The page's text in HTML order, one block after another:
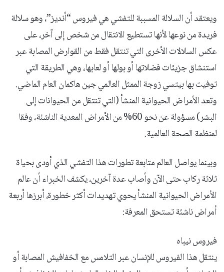
ويعتقد أن السلالة المسببة للتفشي هي فيروس “أنديز”، وهو سلالة
فريدة من نوعها لأنها تستطيع الانتقال من شخص إلى آخر، على
عكس السلالات الأخرى التي تنتقل فقط من القوارض المصابة عبر
استنشاق جزيئات فضلاتها أو بولها أو لعابها، وهي الطريقة التي
توفيت بها بيتسي زوجة الممثل العالمي جين هاكمان العام الماضي.
وتعد الأمراض الحيوانية المنشأ (التي تنتقل من الحيوانات إلى
البشر) مسؤولة عن نحو 60% من الأمراض المعدية الناشئة، وفقا
لمنظمة الصحة العالمية.
وبينما يواصل العالم متابعة تطورات هذا التفشي الذي أودى بحياة
ثلاثة ركاب حتى الآن وأصاب عدة آخرين، يكشف الخبراء أن عالم
الأمراض الحيوانية المنشأ يحوي تهديدات أكثر خطورة، أبرزها أربعة
أمراض ناشئة تستحق المعرفة:
فيروس نيباه
ينتقل هذا الفيروس للإنسان عبر التلامس مع الخفافيش المصابة أو